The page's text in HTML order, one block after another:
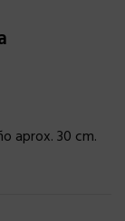
aprox. 30 cm.